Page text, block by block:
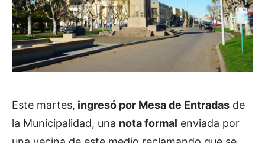
Este martes, ingresó por Mesa de Entradas de
la Municipalidad, una nota formal enviada por